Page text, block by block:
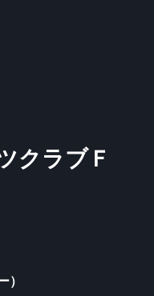
クラブＦ
）